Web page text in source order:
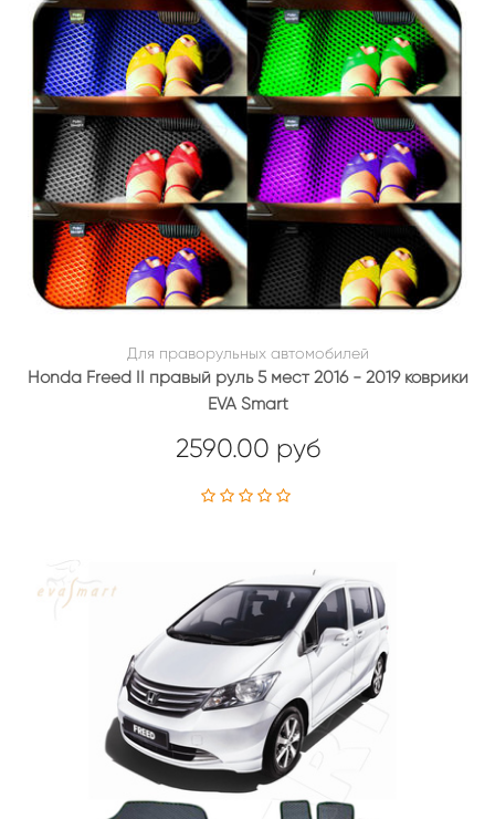
Для праворульных автомобилей
Honda Freed II правый руль 5 мест 2016 - 2019 коврики
EVA Smart
2590.00 руб